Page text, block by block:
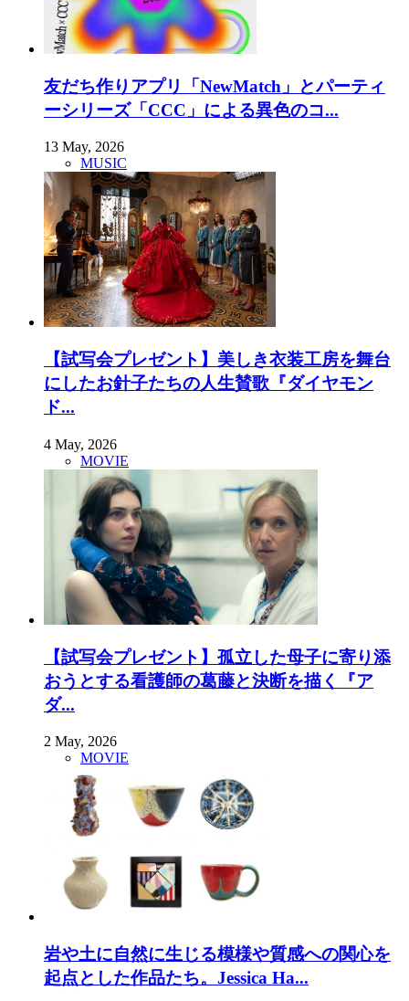
友だち作りアプリ「NewMatch」とパーティ
ーシリーズ「CCC」による異色のコ...
13 May, 2026
MUSIC
【試写会プレゼント】美しき衣装工房を舞台
にしたお針子たちの人生賛歌『ダイヤモン
ド...
4 May, 2026
MOVIE
【試写会プレゼント】孤立した母子に寄り添
おうとする看護師の葛藤と決断を描く『ア
ダ...
2 May, 2026
MOVIE
岩や土に自然に生じる模様や質感への関心を
起点とした作品たち。Jessica Ha...